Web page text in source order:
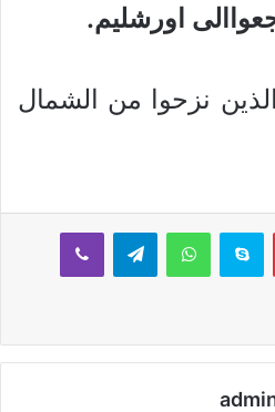
اورشليم.
نزحوا من الشمال
بينتيريستسكايب واتساب تيلقرام ڤايبر